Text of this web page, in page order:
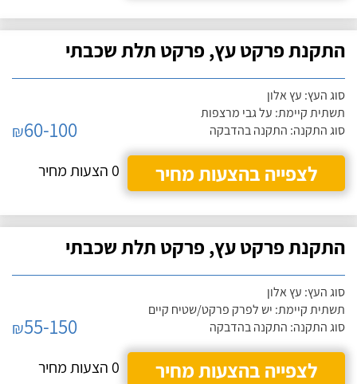
התקנת פרקט עץ, פרקט תלת שכבתי
סוג העץ: עץ אלון
תשתית קיימת: על גבי מרצפות
סוג התקנה: התקנה בהדבקה
₪60-100
לצפייה בהצעות מחיר
0 הצעות מחיר
התקנת פרקט עץ, פרקט תלת שכבתי
סוג העץ: עץ אלון
תשתית קיימת: יש לפרק פרקט/שטיח קיים
סוג התקנה: התקנה בהדבקה
₪55-150
לצפייה בהצעות מחיר
0 הצעות מחיר